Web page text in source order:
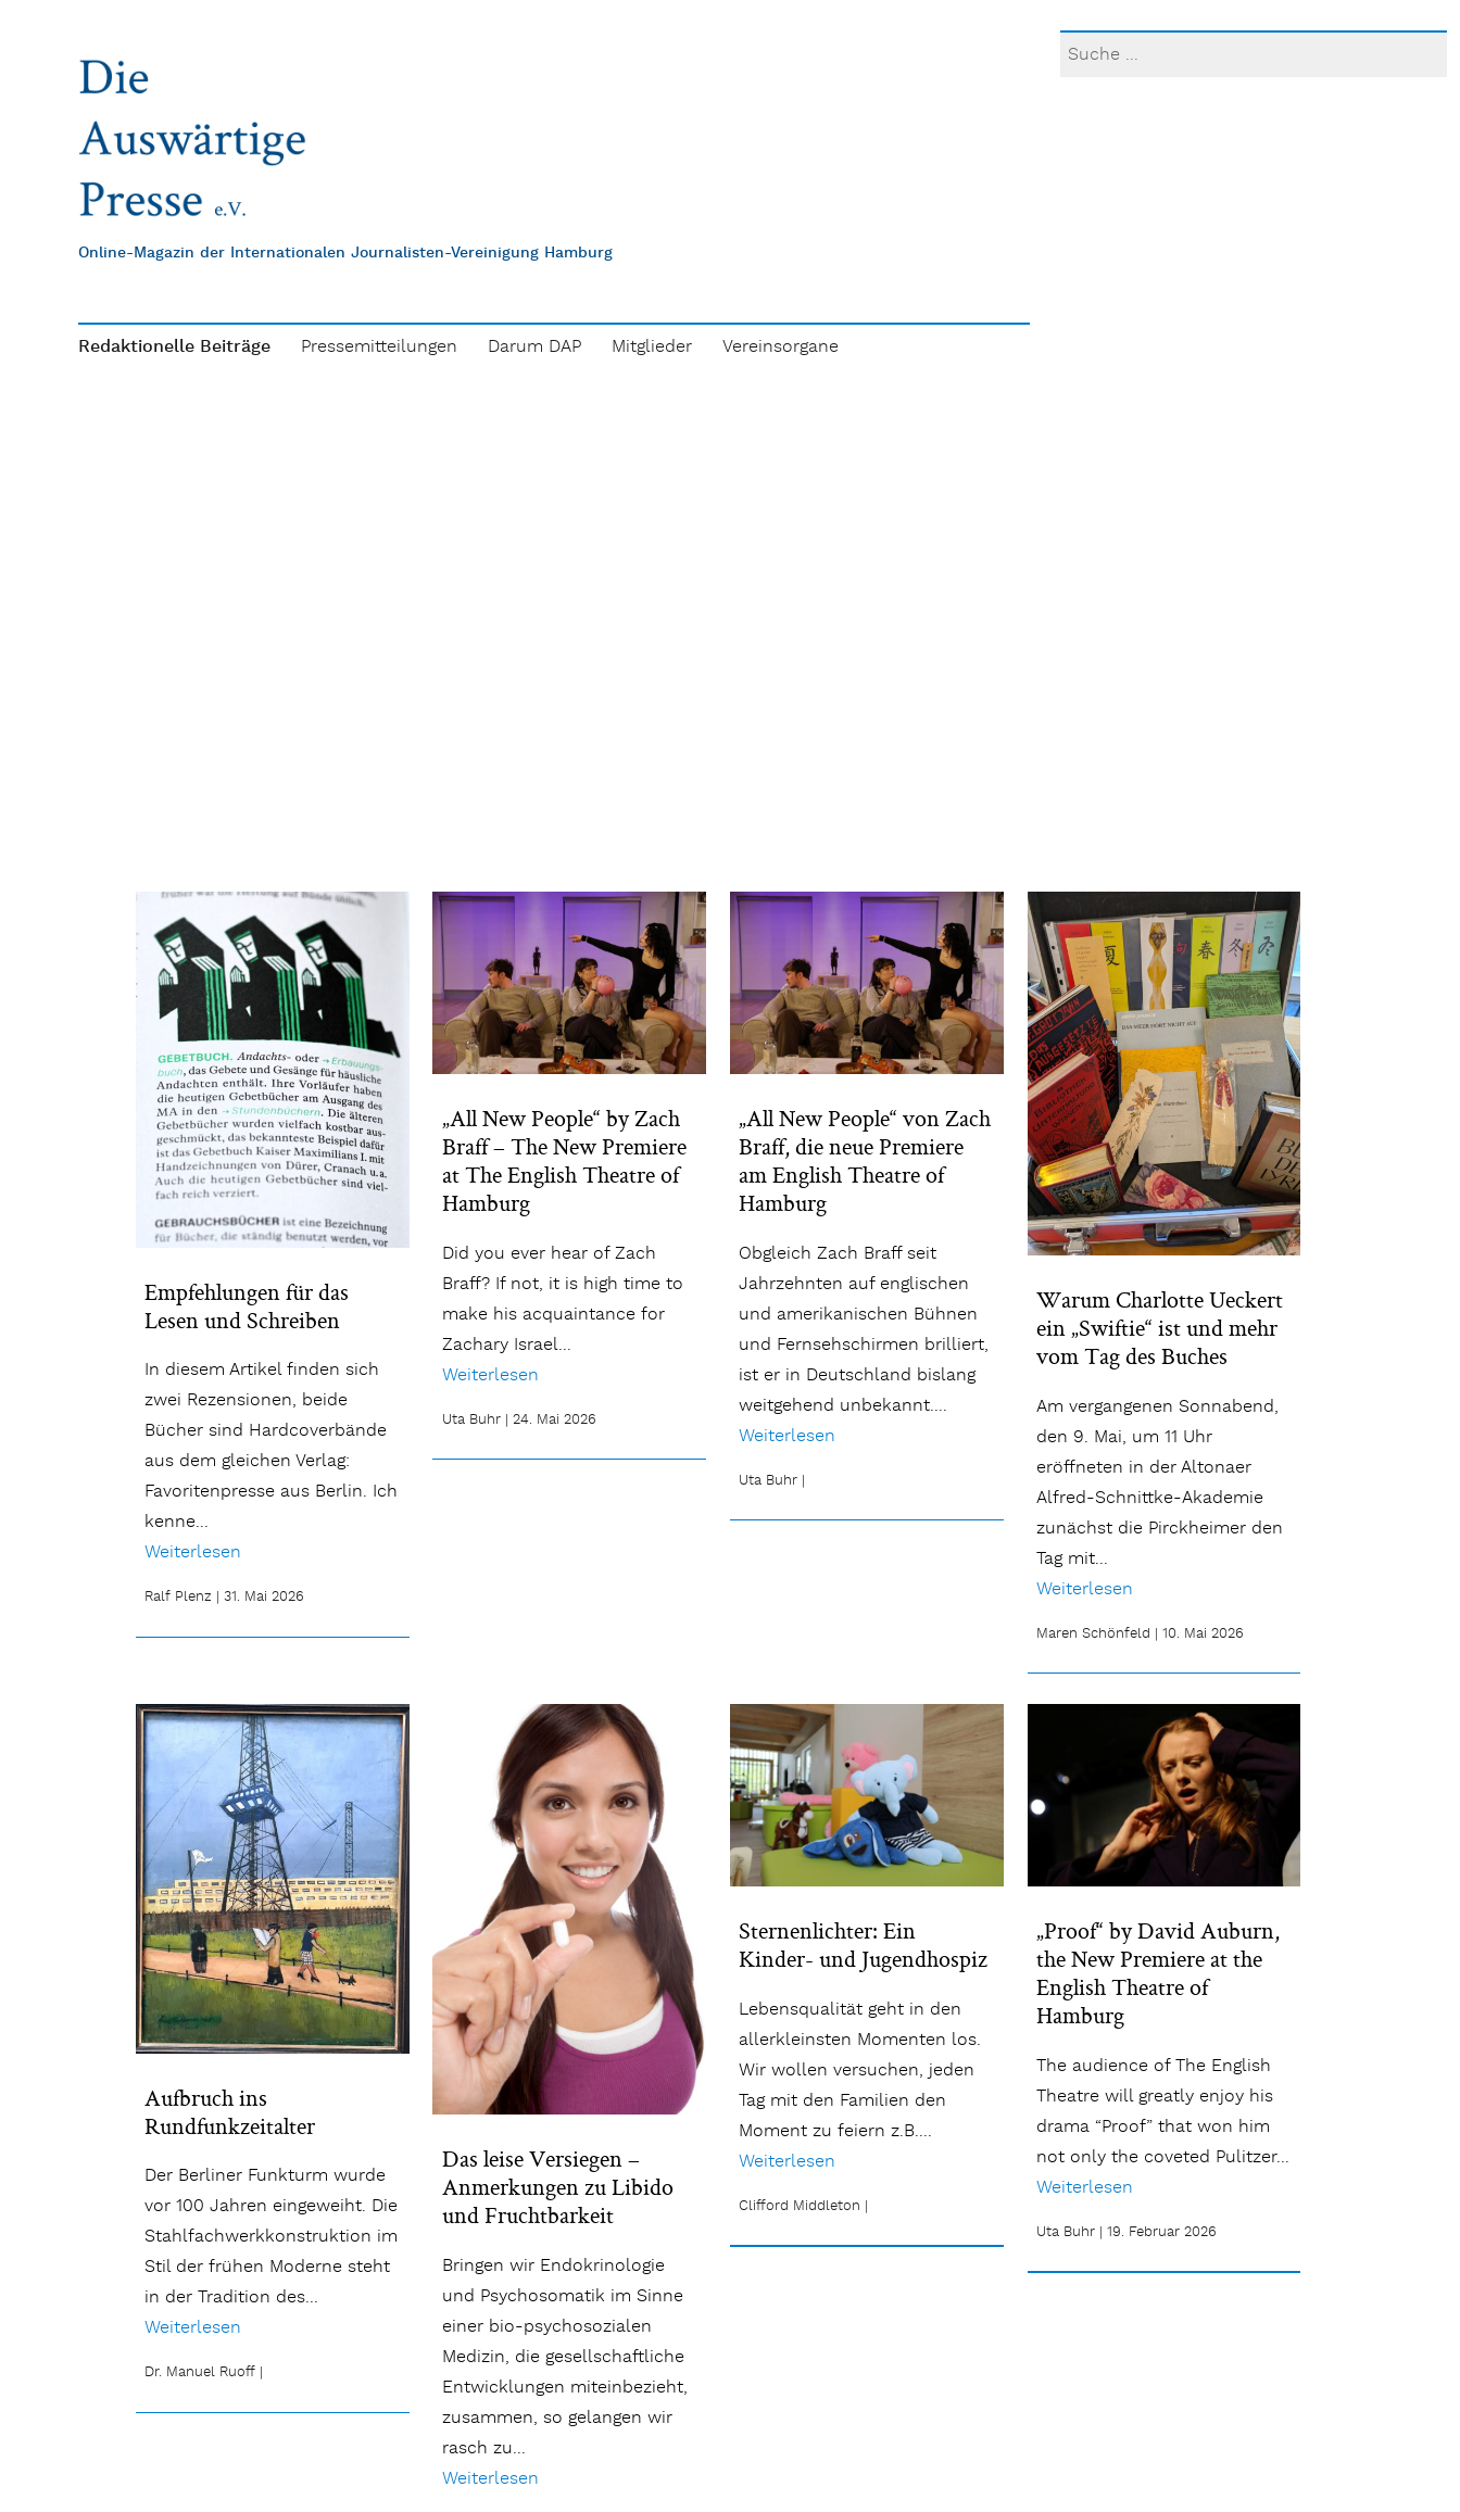
Online-Magazin der Internationalen Journalisten-Vereinigung Hamburg
Redaktionelle Beiträge Pressemitteilungen Darum DAP Mitglieder Vereinsorgane
Empfehlungen für das
Lesen und Schreiben
In diesem Artikel finden sich
zwei Rezensionen, beide
Bücher sind Hardcoverbände
aus dem gleichen Verlag:
Favoritenpresse aus Berlin. Ich
kenne...
Weiterlesen
Ralf Plenz | 31. Mai 2026
„All New People“ by Zach
Braff – The New Premiere
at The English Theatre of
Hamburg
Did you ever hear of Zach
Braff? If not, it is high time to
make his acquaintance for
Zachary Israel...
Weiterlesen
Uta Buhr| 24. Mai 2026
„All New People“ von Zach
Braff, die neue Premiere
am English Theatre of
Hamburg
Obgleich Zach Braff seit
Jahrzehnten auf englischen
und amerikanischen Bühnen
und Fernsehschirmen brilliert,
ist er in Deutschland bislang
weitgehend unbekannt....
Weiterlesen
Uta Buhr |
Warum Charlotte Ueckert
ein „Swiftie“ ist und mehr
vom Tag des Buches
Am vergangenen Sonnabend,
den 9. Mai, um 11 Uhr
eröffneten in der Altonaer
Alfred-Schnittke-Akademie
zunächst die Pirckheimer den
Tag mit...
Weiterlesen
Maren Schönfeld | 10. Mai 2026
Aufbruch ins
Rundfunkzeitalter
Der Berliner Funkturm wurde
vor 100 Jahren eingeweiht. Die
Stahlfachwerkkonstruktion im
Stil der frühen Moderne steht
in der Tradition des...
Weiterlesen
Dr. Manuel Ruoff |
Das leise Versiegen –
Anmerkungen zu Libido
und Fruchtbarkeit
Bringen wir Endokrinologie
und Psychosomatik im Sinne
einer bio-psychosozialen
Medizin, die gesellschaftliche
Entwicklungen miteinbezieht,
zusammen, so gelangen wir
rasch zu...
Weiterlesen
Sternenlichter: Ein
Kinder- und Jugendhospiz
Lebensqualität geht in den
allerkleinsten Momenten los.
Wir wollen versuchen, jeden
Tag mit den Familien den
Moment zu feiern z.B....
Weiterlesen
Clifford Middleton |
„Proof“ by David Auburn,
the New Premiere at the
English Theatre of
Hamburg
The audience of The English
Theatre will greatly enjoy his
drama “Proof” that won him
not only the coveted Pulitzer...
Weiterlesen
Uta Buhr| 19. Februar 2026